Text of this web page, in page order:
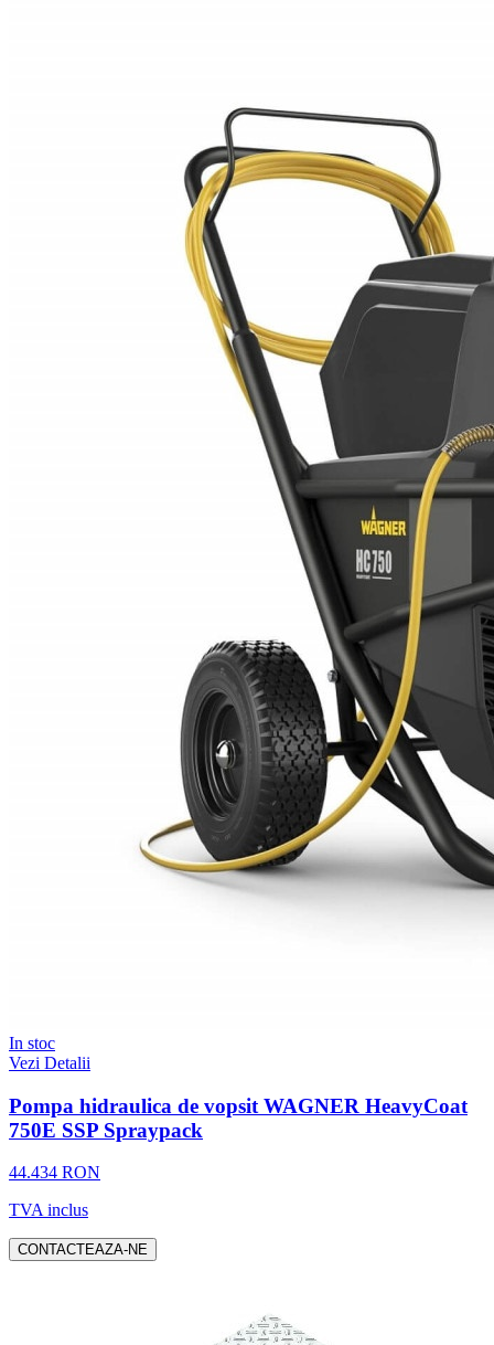
In stoc
Vezi Detalii
Pompa hidraulica de vopsit WAGNER HeavyCoat
750E SSP Spraypack
44.434 RON
TVA inclus
CONTACTEAZA-NE